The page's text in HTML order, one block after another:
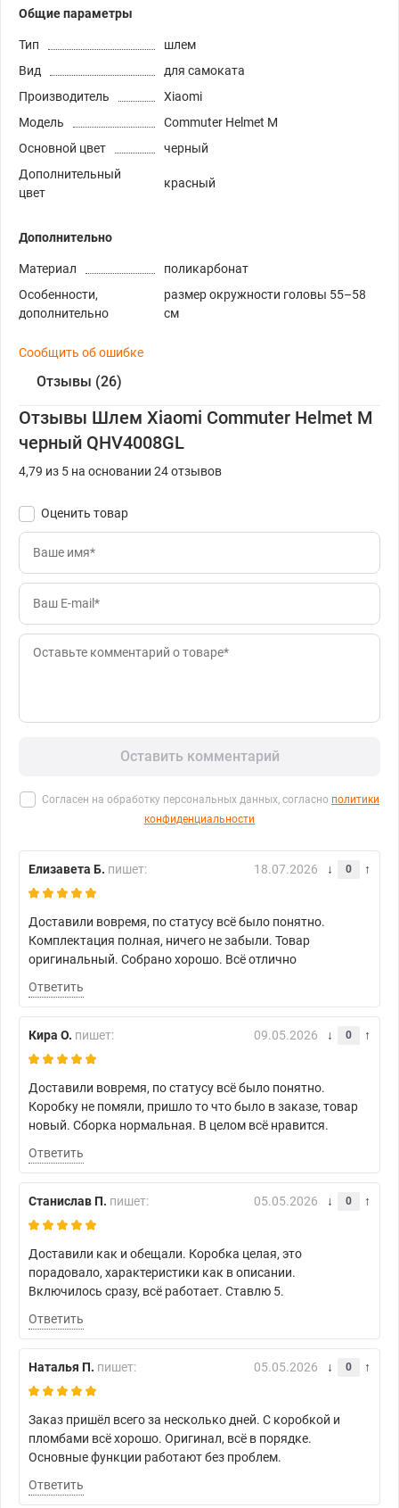
Общие параметры
Тип
шлем
Вид
для самоката
Производитель
Xiaomi
Модель
Commuter Helmet M
Основной цвет
черный
Дополнительный
цвет
красный
Дополнительно
Материал
поликарбонат
Особенности,
дополнительно
размер окружности головы 55–58
см
Сообщить об ошибке
Отзывы (26)
Отзывы Шлем Xiaomi Commuter Helmet M
черный QHV4008GL
4,79 из 5 на основании 24 отзывов
Оценить товар
Оставить комментарий
Согласен на обработку персональных данных, согласно политики
конфиденциальности
Елизавета Б. пишет: 18.07.2026 0
Доставили вовремя, по статусу всё было понятно.
Комплектация полная, ничего не забыли. Товар
оригинальный. Собрано хорошо. Всё отлично
Ответить
Кира О. пишет: 09.05.2026 0
Доставили вовремя, по статусу всё было понятно.
Коробку не помяли, пришло то что было в заказе, товар
новый. Сборка нормальная. В целом всё нравится.
Ответить
Станислав П. пишет: 05.05.2026 0
Доставили как и обещали. Коробка целая, это
порадовало, характеристики как в описании.
Включилось сразу, всё работает. Ставлю 5.
Ответить
Наталья П. пишет: 05.05.2026 0
Заказ пришёл всего за несколько дней. С коробкой и
пломбами всё хорошо. Оригинал, всё в порядке.
Основные функции работают без проблем.
Ответить